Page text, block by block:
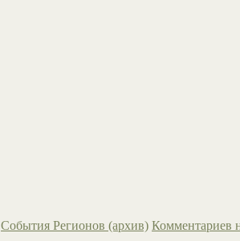
События Регионов (архив) Комментариев